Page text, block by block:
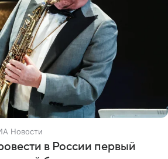
Новости
в России первый